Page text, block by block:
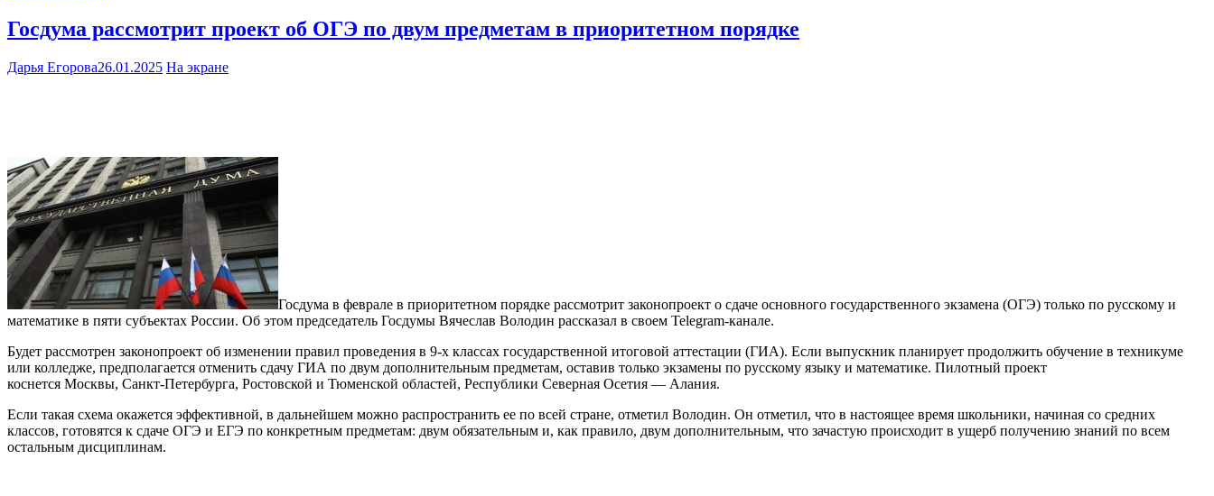
Госдума рассмотрит проект об ОГЭ по двум предметам в приоритетном порядке
Дарья Егорова26.01.2025 На экране
Госдума в феврале в приоритетном порядке рассмотрит законопроект о сдаче основного государственного экзамена (ОГЭ) только по русскому и
математике в пяти субъектах России. Об этом председатель Госдумы Вячеслав Володин рассказал в своем Telegram-канале.
Будет рассмотрен законопроект об изменении правил проведения в 9-х классах государственной итоговой аттестации (ГИА). Если выпускник планирует продолжить обучение в техникуме
или колледже, предполагается отменить сдачу ГИА по двум дополнительным предметам, оставив только экзамены по русскому языку и математике. Пилотный проект
коснется Москвы, Санкт-Петербурга, Ростовской и Тюменской областей, Республики Северная Осетия — Алания.
Если такая схема окажется эффективной, в дальнейшем можно распространить ее по всей стране, отметил Володин. Он отметил, что в настоящее время школьники, начиная со средних
классов, готовятся к сдаче ОГЭ и ЕГЭ по конкретным предметам: двум обязательным и, как правило, двум дополнительным, что зачастую происходит в ущерб получению знаний по всем
остальным дисциплинам.